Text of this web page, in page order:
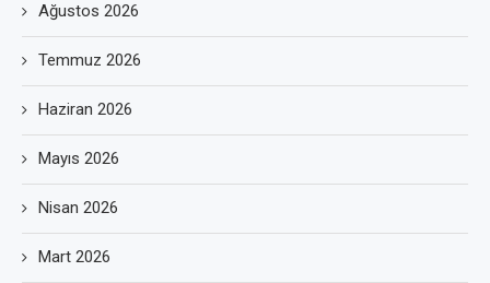
Ağustos 2026
Temmuz 2026
Haziran 2026
Mayıs 2026
Nisan 2026
Mart 2026